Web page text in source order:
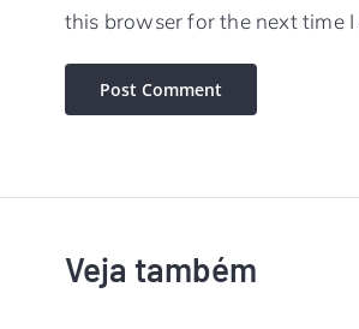
this browser for the next time I
Veja também